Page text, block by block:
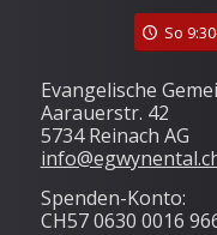
So
Evangelische
Aarauerstr. 42
5734 Reinach AG
Spenden-Konto:
CH57 0630 0016